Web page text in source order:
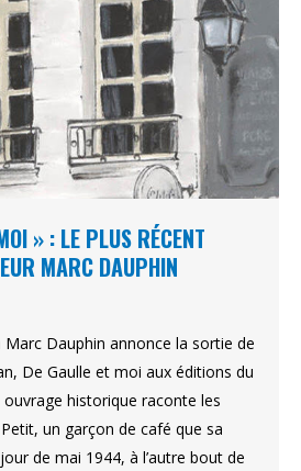
» : LE PLUS RÉCENT
MARC DAUPHIN
Marc Dauphin annonce la sortie de
De Gaulle et moi aux éditions du
historique raconte les
un garçon de café que sa
de mai 1944, à l’autre bout de